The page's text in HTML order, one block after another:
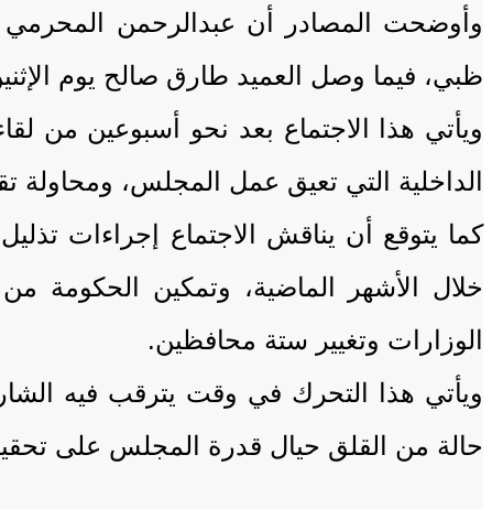
وأوضحت المصادر أن عبدالرحمن المحرمي
ظبي، فيما وصل العميد طارق صالح يوم
ويأتي هذا الاجتماع بعد نحو أسبوعين من
الداخلية التي تعيق عمل المجلس، ومحاولة
كما يتوقع أن يناقش الاجتماع إجراءات
خلال الأشهر الماضية، وتمكين الحكومة
الوزارات وتغيير ستة محافظين.
ويأتي هذا التحرك في وقت يترقب فيه
حالة من القلق حيال قدرة المجلس على